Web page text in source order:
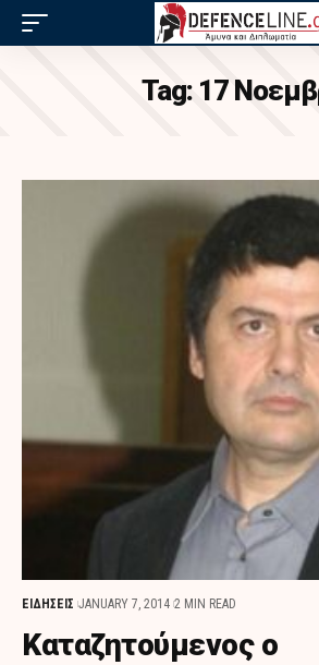
Tag: 17
ΕΙΔΗΣΕΙΣ JANUARY 7, 2014 2 MIN READ
Καταζητούμενος ο